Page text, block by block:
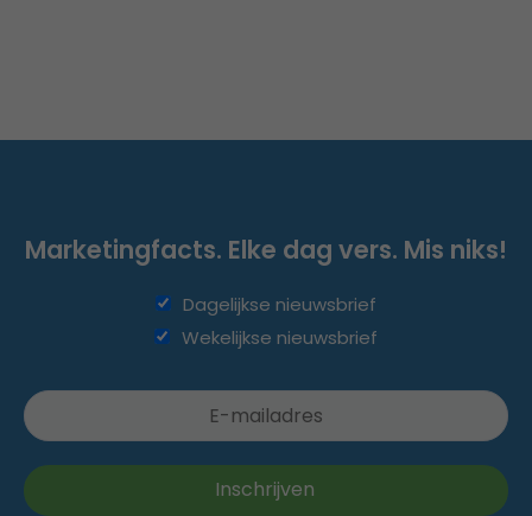
Marketingfacts. Elke dag vers. Mis niks!
Dagelijkse nieuwsbrief
Wekelijkse nieuwsbrief